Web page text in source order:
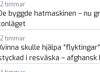
timmar
byggde hatmaskinen – nu
timmar
skulle hjälpa
i resväska – afghansk